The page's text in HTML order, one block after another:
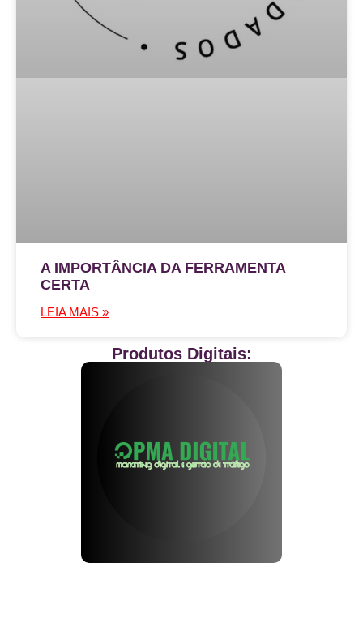
A IMPORTÂNCIA DA FERRAMENTA
CERTA
LEIA MAIS »
Produtos Digitais: